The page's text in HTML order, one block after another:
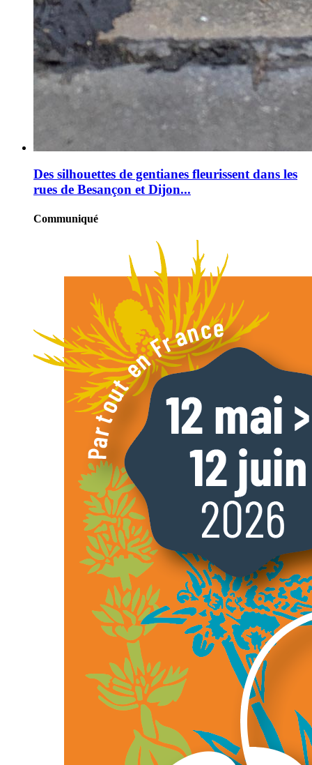
Des silhouettes de gentianes fleurissent dans les
rues de Besançon et Dijon...
Communiqué